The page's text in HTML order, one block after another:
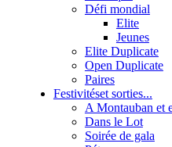
Défi mondial
Elite
Jeunes
Elite Duplicate
Open Duplicate
Paires
Festivitéset sorties...
A Montauban et
Dans le Lot
Soirée de gala